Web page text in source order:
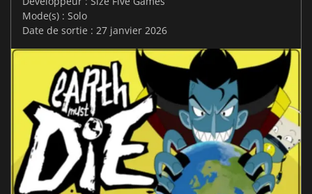
Mode(s) : Solo
Date de sortie : 27 janvier 2026